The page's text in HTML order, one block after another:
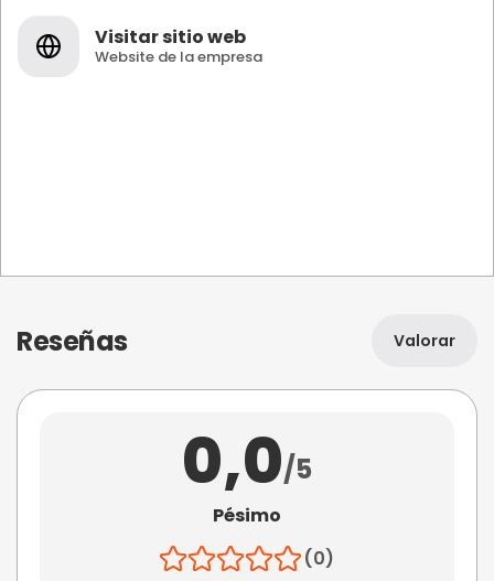
Visitar sitio web
Website de la empresa
Reseñas Valorar
0,0/5
Pésimo
(0)